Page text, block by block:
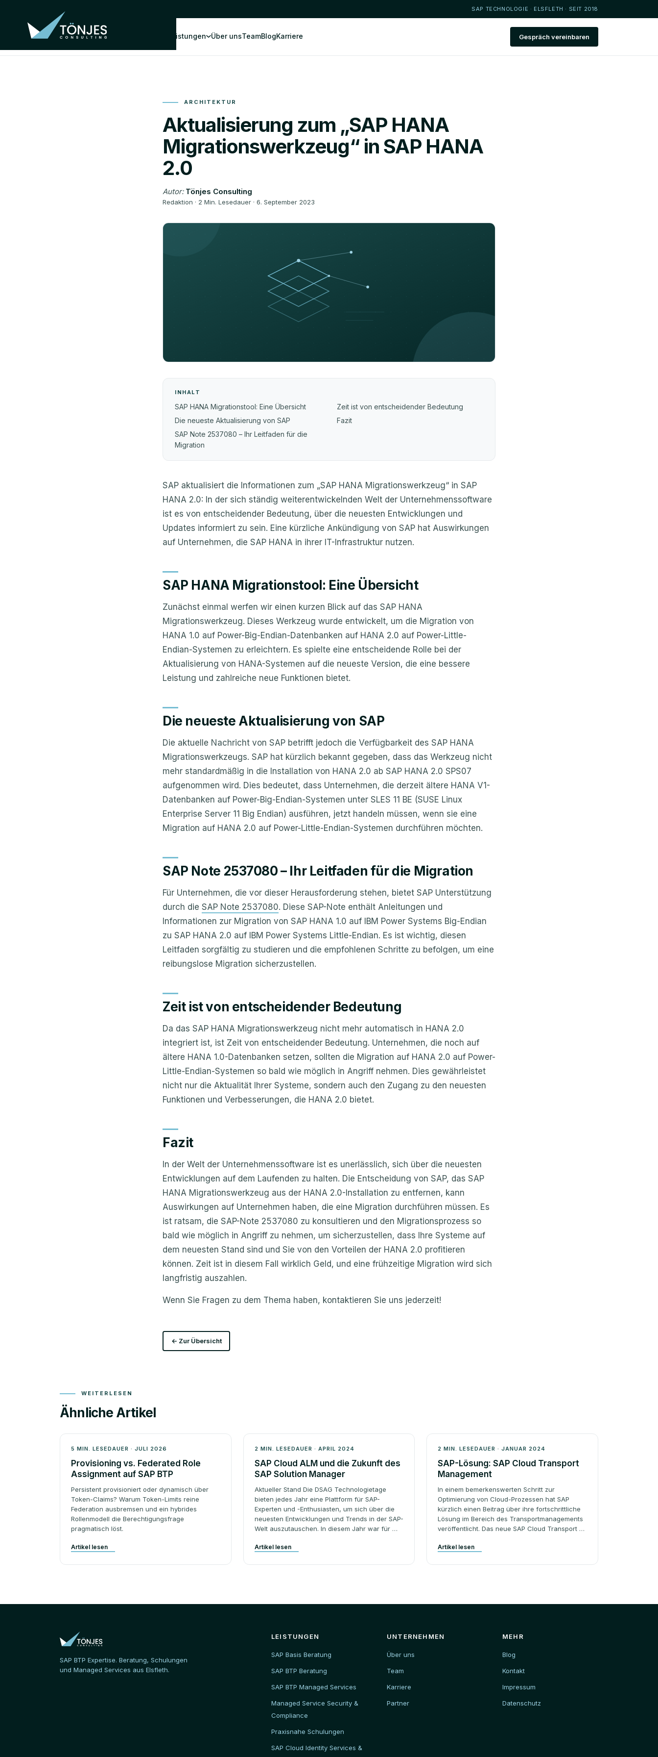
SAP TECHNOLOGIE · ELSFLETH · SEIT 2018
Leistungen Über unsTeamBlogKarriere Gespräch vereinbaren
ARCHITEKTUR
Aktualisierung zum „SAP HANA
Migrationswerkzeug“ in SAP HANA
2.0
Autor:Tönjes Consulting
Redaktion · 2 Min. Lesedauer · 6. September 2023
INHALT
SAP HANA Migrationstool: Eine Übersicht
Die neueste Aktualisierung von SAP
SAP Note 2537080 – Ihr Leitfaden für die
Migration
Zeit ist von entscheidender Bedeutung
Fazit
SAP aktualisiert die Informationen zum „SAP HANA Migrationswerkzeug“ in SAP
HANA 2.0: In der sich ständig weiterentwickelnden Welt der Unternehmenssoftware
ist es von entscheidender Bedeutung, über die neuesten Entwicklungen und
Updates informiert zu sein. Eine kürzliche Ankündigung von SAP hat Auswirkungen
auf Unternehmen, die SAP HANA in ihrer IT-Infrastruktur nutzen.
SAP HANA Migrationstool: Eine Übersicht
Zunächst einmal werfen wir einen kurzen Blick auf das SAP HANA
Migrationswerkzeug. Dieses Werkzeug wurde entwickelt, um die Migration von
HANA 1.0 auf Power-Big-Endian-Datenbanken auf HANA 2.0 auf Power-Little-
Endian-Systemen zu erleichtern. Es spielte eine entscheidende Rolle bei der
Aktualisierung von HANA-Systemen auf die neueste Version, die eine bessere
Leistung und zahlreiche neue Funktionen bietet.
Die neueste Aktualisierung von SAP
Die aktuelle Nachricht von SAP betrifft jedoch die Verfügbarkeit des SAP HANA
Migrationswerkzeugs. SAP hat kürzlich bekannt gegeben, dass das Werkzeug nicht
mehr standardmäßig in die Installation von HANA 2.0 ab SAP HANA 2.0 SPS07
aufgenommen wird. Dies bedeutet, dass Unternehmen, die derzeit ältere HANA V1-
Datenbanken auf Power-Big-Endian-Systemen unter SLES 11 BE (SUSE Linux
Enterprise Server 11 Big Endian) ausführen, jetzt handeln müssen, wenn sie eine
Migration auf HANA 2.0 auf Power-Little-Endian-Systemen durchführen möchten.
SAP Note 2537080 – Ihr Leitfaden für die Migration
Für Unternehmen, die vor dieser Herausforderung stehen, bietet SAP Unterstützung
durch die SAP Note 2537080. Diese SAP-Note enthält Anleitungen und
Informationen zur Migration von SAP HANA 1.0 auf IBM Power Systems Big-Endian
zu SAP HANA 2.0 auf IBM Power Systems Little-Endian. Es ist wichtig, diesen
Leitfaden sorgfältig zu studieren und die empfohlenen Schritte zu befolgen, um eine
reibungslose Migration sicherzustellen.
Zeit ist von entscheidender Bedeutung
Da das SAP HANA Migrationswerkzeug nicht mehr automatisch in HANA 2.0
integriert ist, ist Zeit von entscheidender Bedeutung. Unternehmen, die noch auf
ältere HANA 1.0-Datenbanken setzen, sollten die Migration auf HANA 2.0 auf Power-
Little-Endian-Systemen so bald wie möglich in Angriff nehmen. Dies gewährleistet
nicht nur die Aktualität Ihrer Systeme, sondern auch den Zugang zu den neuesten
Funktionen und Verbesserungen, die HANA 2.0 bietet.
Fazit
In der Welt der Unternehmenssoftware ist es unerlässlich, sich über die neuesten
Entwicklungen auf dem Laufenden zu halten. Die Entscheidung von SAP, das SAP
HANA Migrationswerkzeug aus der HANA 2.0-Installation zu entfernen, kann
Auswirkungen auf Unternehmen haben, die eine Migration durchführen müssen. Es
ist ratsam, die SAP-Note 2537080 zu konsultieren und den Migrationsprozess so
bald wie möglich in Angriff zu nehmen, um sicherzustellen, dass Ihre Systeme auf
dem neuesten Stand sind und Sie von den Vorteilen der HANA 2.0 profitieren
können. Zeit ist in diesem Fall wirklich Geld, und eine frühzeitige Migration wird sich
langfristig auszahlen.
Wenn Sie Fragen zu dem Thema haben, kontaktieren Sie uns jederzeit!
← Zur Übersicht
WEITERLESEN
Ähnliche Artikel
Architektur
5 MIN. LESEDAUER · JULI 2026
Provisioning vs. Federated Role
Assignment auf SAP BTP
Persistent provisioniert oder dynamisch über
Token-Claims? Warum Token-Limits reine
Federation ausbremsen und ein hybrides
Rollenmodell die Berechtigungsfrage
pragmatisch löst.
Artikel lesen
Architektur
2 MIN. LESEDAUER · APRIL 2024
SAP Cloud ALM und die Zukunft des
SAP Solution Manager
Aktueller Stand Die DSAG Technologietage
bieten jedes Jahr eine Plattform für SAP-
Experten und -Enthusiasten, um sich über die
neuesten Entwicklungen und Trends in der SAP-
Welt auszutauschen. In diesem Jahr war für …
Artikel lesen
Architektur
2 MIN. LESEDAUER · JANUAR 2024
SAP-Lösung: SAP Cloud Transport
Management
In einem bemerkenswerten Schritt zur
Optimierung von Cloud-Prozessen hat SAP
kürzlich einen Beitrag über ihre fortschrittliche
Lösung im Bereich des Transportmanagements
veröffentlicht. Das neue SAP Cloud Transport …
Artikel lesen
SAP BTP Expertise. Beratung, Schulungen
und Managed Services aus Elsfleth.
LEISTUNGEN
SAP Basis Beratung
SAP BTP Beratung
SAP BTP Managed Services
Managed Service Security &
Compliance
Praxisnahe Schulungen
SAP Cloud Identity Services &
UNTERNEHMEN
Über uns
Team
Karriere
Partner
MEHR
Blog
Kontakt
Impressum
Datenschutz